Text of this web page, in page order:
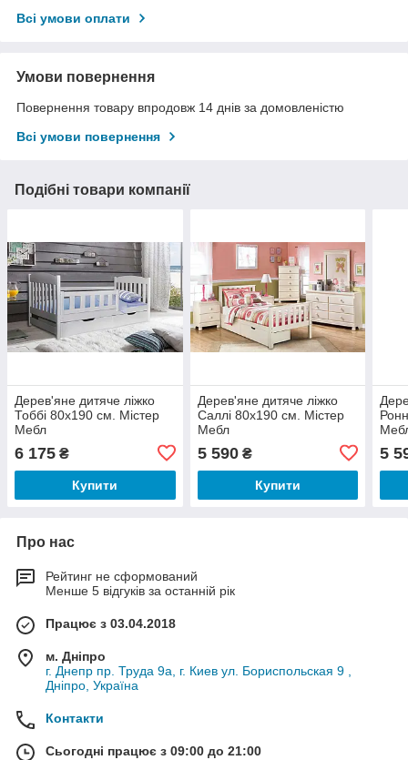
Всі умови оплати
Умови повернення
Повернення товару впродовж 14 днів за домовленістю
Всі умови повернення
Подібні товари компанії
Дерев'яне дитяче ліжко
Тоббі 80х190 см. Містер
Мебл
6 175 ₴
Купити
Дерев'яне дитяче ліжко
Саллі 80х190 см. Містер
Мебл
5 590₴
Купити
5
Про нас
Рейтинг не сформований
Менше 5 відгуків за останній рік
Працює з 03.04.2018
м. Дніпро
г. Днепр пр. Труда 9а, г. Киев ул. Бориспольская 9 ,
Дніпро, Україна
Контакти
Сьогодні працює з 09:00 до 21:00